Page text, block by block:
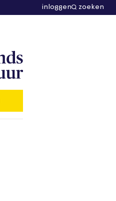
inloggen zoeken